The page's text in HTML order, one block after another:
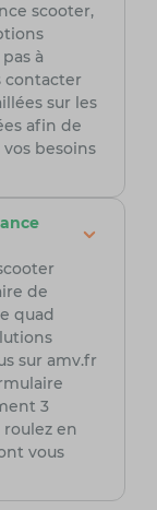
scooter,
à
contacter
sur les
afin de
besoins
de
quad
sur amv.fr
3
en
vous